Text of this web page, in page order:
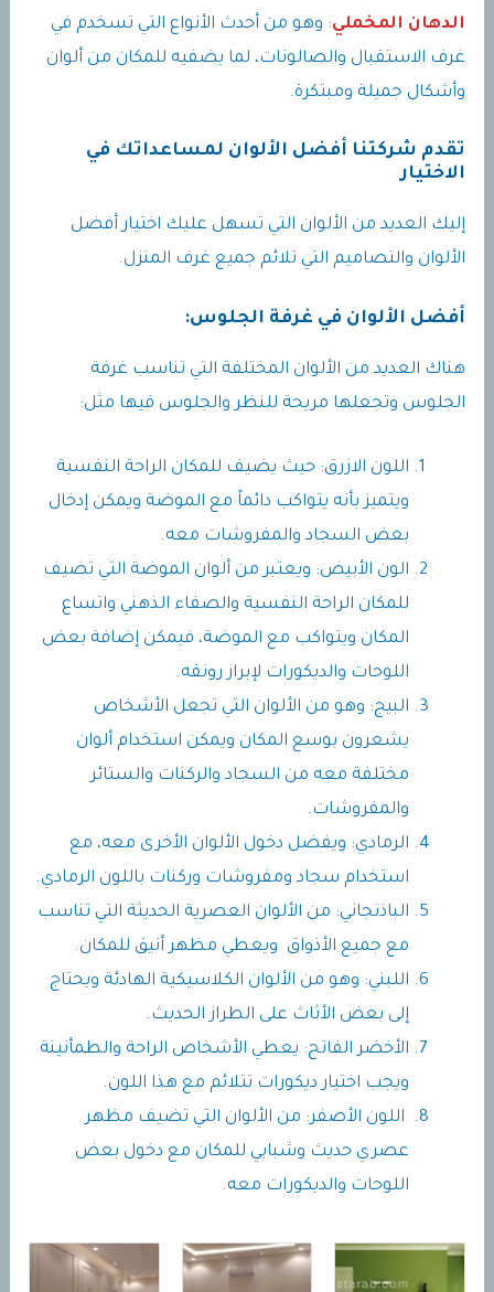
الدهان المخملي: وهو من أحدث الأنواع التي تسخدم في
غرف الاستقبال والصالونات، لما يضفيه للمكان من ألوان
وأشكال جميلة ومبتكرة.
تقدم شركتنا أفضل الألوان لمساعداتك في
الاختيار
إليك العديد من الألوان التي تسهل عليك اختيار أفضل
الألوان والتصاميم التي تلائم جميع غرف المنزل.
أفضل الألوان في غرفة الجلوس:
هناك العديد من الألوان المختلفة التي تناسب غرفة
الجلوس وتجعلها مريحة للنظر والجلوس فيها مثل:
اللون الازرق: حيث يضيف للمكان الراحة النفسية
ويتميز بأنه يتواكب دائماً مع الموضة ويمكن إدخال
بعض السجاد والمفروشات معه.
الون الأبيض: ويعتبر من ألوان الموضة التي تضيف
للمكان الراحة النفسية والصفاء الذهني واتساع
المكان ويتواكب مع الموضة، فيمكن إضافة بعض
اللوحات والديكورات لإبراز رونقه.
البيج: وهو من الألوان التي تجعل الأشخاص
يشعرون بوسع المكان ويمكن استخدام ألوان
مختلفة معه من السجاد والركنات والستائر
والمفروشات.
الرمادي: ويفضل دخول الألوان الأخرى معه، مع
استخدام سجاد ومفروشات وركنات باللون الرمادي.
الباذنجاني: من الألوان العصرية الحديثة التي تناسب
مع جميع الأذواق ويعطي مظهر أنيق للمكان.
اللبني: وهو من الألوان الكلاسيكية الهادئة ويحتاج
إلى بعض الأثاث على الطراز الحديث.
الأخضر الفاتح: يعطي الأشخاص الراحة والطمأنينة
ويجب اختيار ديكورات تتلائم مع هذا اللون.
اللون الأصفر: من الألوان التي تضيف مظهر
عصري حديث وشبابي للمكان مع دخول بعض
اللوحات والديكورات معه.